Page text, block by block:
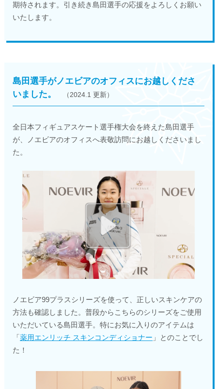
期待されます。引き続き島田選手の応援をよろしくお願い
いたします。
島田選手がノエビアのオフィスにお越しくださ
いました。
（2024.1 更新）
全日本フィギュアスケート選手権大会を終えた島田選手
が、ノエビアのオフィスへ表敬訪問にお越しくださいまし
た。
ノエビア99プラスシリーズを使って、正しいスキンケアの
方法も確認しました。普段からこちらのシリーズをご使用
いただいている島田選手。特にお気に入りのアイテムは
「薬用エンリッチ スキンコンディショナー 」とのことでし
た！